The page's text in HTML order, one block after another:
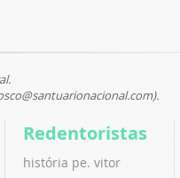
Redentoristas
história pe. vitor